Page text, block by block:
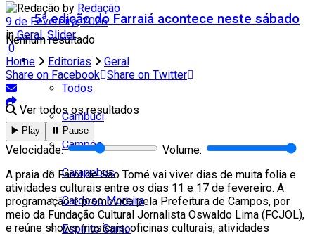
5ª edição do Farraiá acontece neste sábado
Cidades
Todos
Cambuci
Campos
Carapebus
Cardoso Moreira
Espírito Santo
Nenhum resultado
Ver todos os resultados
by Redação
9 de Fevereiro, 2026
in Geral,Slider
0
Home
Editorias
Geral
Share on Facebook Share on Twitter
▶️ Play ⏸️ Pause
Velocidade:
Volume:
A praia do Farol de São Tomé vai viver dias de muita folia e
atividades culturais entre os dias 11 e 17 de fevereiro. A
programação é promovida pela Prefeitura de Campos, por
meio da Fundação Cultural Jornalista Oswaldo Lima (FCJOL),
e reúne shows musicais, oficinas culturais, atividades